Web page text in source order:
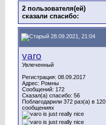
2 пользователя(ей)
сказали cпасибо:
28.09.2021, 21:04
varo
Увлеченный
Регистрация: 08.09.2017
Адрес: Ромны
Сообщений: 172
Сказал(а) спасибо: 56
Поблагодарили 372 раз(а) в 120
сообщениях